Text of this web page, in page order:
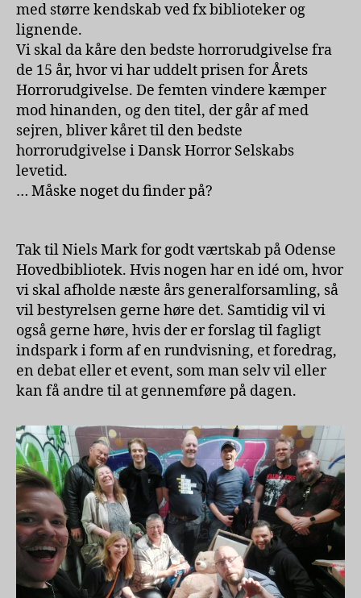
med større kendskab ved fx biblioteker og
lignende.
Vi skal da kåre den bedste horrorudgivelse fra
de 15 år, hvor vi har uddelt prisen for Årets
Horrorudgivelse. De femten vindere kæmper
mod hinanden, og den titel, der går af med
sejren, bliver kåret til den bedste
horrorudgivelse i Dansk Horror Selskabs
levetid.
… Måske noget du finder på?
Tak til Niels Mark for godt værtskab på Odense
Hovedbibliotek. Hvis nogen har en idé om, hvor
vi skal afholde næste års generalforsamling, så
vil bestyrelsen gerne høre det. Samtidig vil vi
også gerne høre, hvis der er forslag til fagligt
indspark i form af en rundvisning, et foredrag,
en debat eller et event, som man selv vil eller
kan få andre til at gennemføre på dagen.